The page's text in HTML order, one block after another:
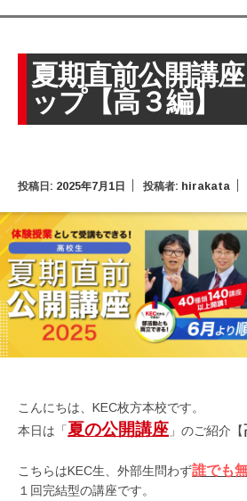
夏期直前公開講
ップ【高３編】
投稿日: 2025年7月1日 投稿者: hirakata
こんにちは、KEC枚方本校です。
本日は「夏の公開講座 」のご紹介【
こちらはKEC生、外部生問わず誰でも
１回完結型の講座です。